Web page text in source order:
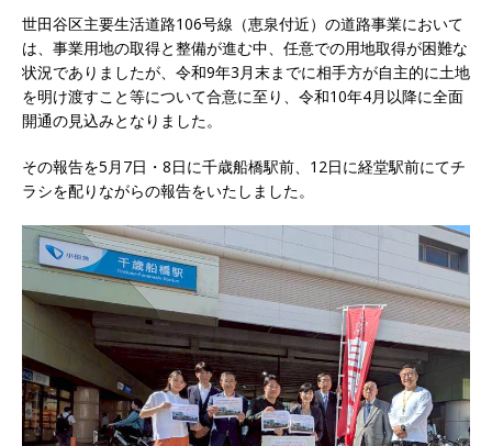
世田谷区主要生活道路106号線（恵泉付近）の道路事業において
は、事業用地の取得と整備が進む中、任意での用地取得が困難な
状況でありましたが、令和9年3月末までに相手方が自主的に土地
を明け渡すこと等について合意に至り、令和10年4月以降に全面
開通の見込みとなりました。
その報告を5月7日・8日に千歳船橋駅前、12日に経堂駅前にてチ
ラシを配りながらの報告をいたしました。
員